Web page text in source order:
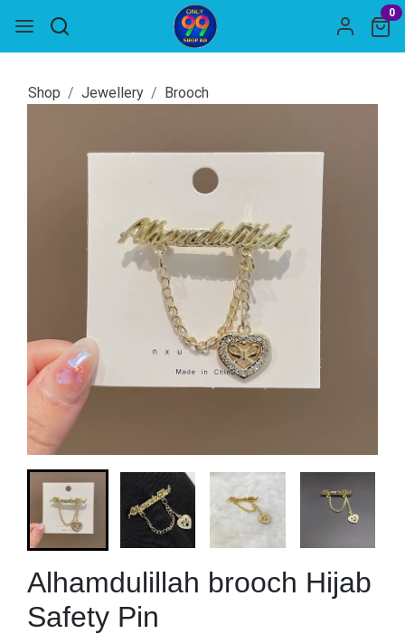
0
Shop Jewellery Brooch
Alhamdulillah brooch Hijab
Safety Pin